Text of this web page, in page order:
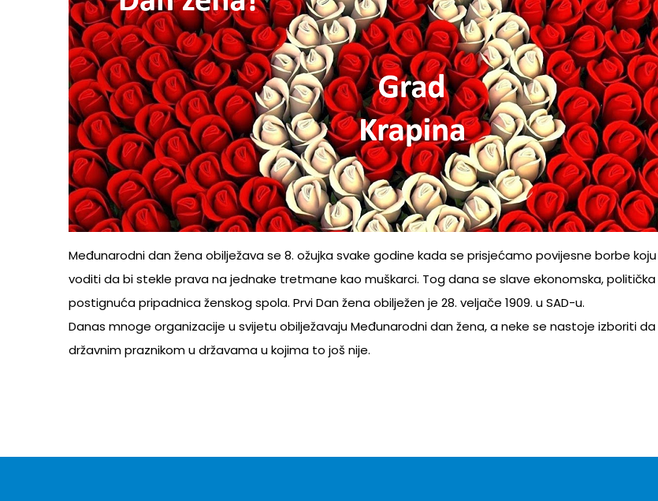
Međunarodni dan žena obilježava se 8. ožujka svake godine kada se prisjećamo povijesne borbe
voditi da bi stekle prava na jednake tretmane kao muškarci. Tog dana se slave ekonomska,
postignuća pripadnica ženskog spola. Prvi Dan žena obilježen je 28. veljače 1909. u SAD-u.
Danas mnoge organizacije u svijetu obilježavaju Međunarodni dan žena, a neke se nastoje izboriti
državnim praznikom u državama u kojima to još nije.